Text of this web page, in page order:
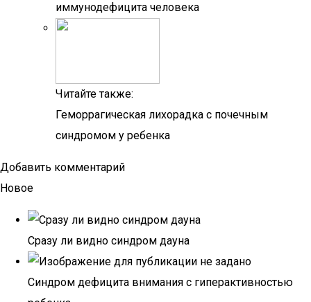
иммунодефицита человека
Читайте также:
Геморрагическая лихорадка с почечным
синдромом у ребенка
Добавить комментарий
Новое
Сразу ли видно синдром дауна
Синдром дефицита внимания с гиперактивностью